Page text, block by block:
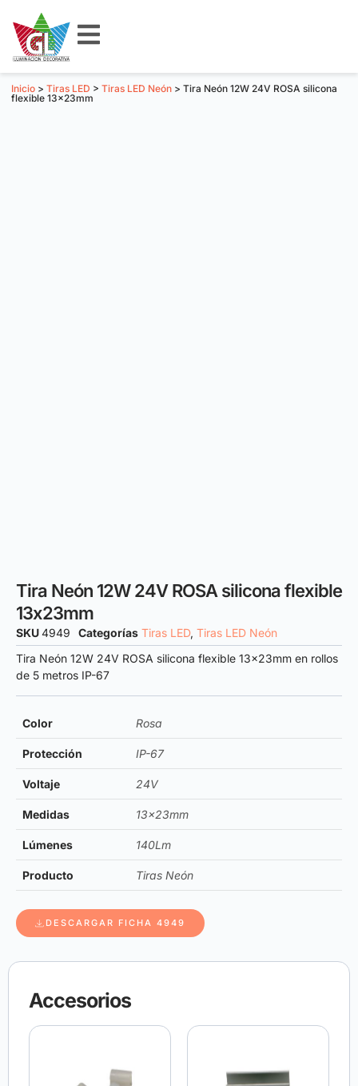
Inicio > Tiras LED > Tiras LED Neón > Tira Neón 12W 24V ROSA silicona
flexible 13x23mm
Tira Neón 12W 24V ROSA silicona flexible
13x23mm
SKU4949 Categorías Tiras LED, Tiras LED Neón
Tira Neón 12W 24V ROSA silicona flexible 13x23mm en rollos
de 5 metros IP-67
Color Rosa
Protección IP-67
Voltaje 24V
Medidas 13x23mm
Lúmenes 140Lm
Producto Tiras Neón
DESCARGAR FICHA 4949
Accesorios